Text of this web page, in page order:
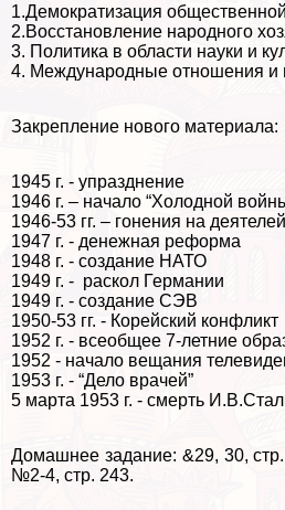
1.Демократизация
2.Восстановление народного
3. Политика в области науки и
4. Международные отношения и
Закрепление нового материала:
1945 г. - упразднение
1946 г. – начало “Холодной
1946-53 гг. – гонения на
1947 г. - денежная реформа
1948 г. - создание НАТО
1949 г. - раскол Германии
1949 г. - создание СЭВ
1950-53 гг. - Корейский конфликт
1952 г. - всеобщее 7-летние
1952 - начало вещания
1953 г. - “Дело врачей”
5 марта 1953 г. - cмepть
Домашнее задание: &29, 30,
№2-4, стр. 243.